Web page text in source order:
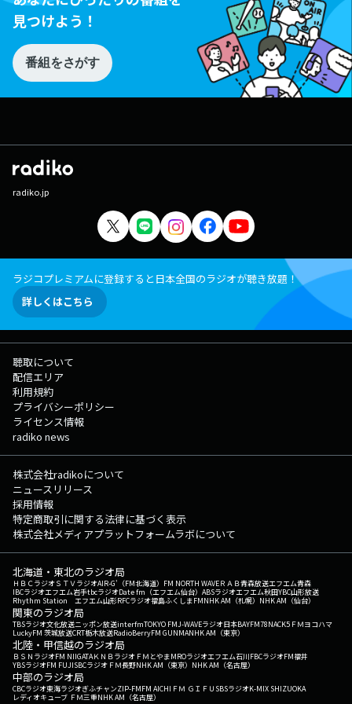
見つけよう！
番組をさがす
radiko.jp
ラジコプレミアムに登録すると日本全国のラジオが聴き放題！
詳しくはこちら
聴取について
配信エリア
利用規約
プライバシーポリシー
ライセンス情報
radiko news
株式会社radikoについて
ニュースリリース
採用情報
特定商取引に関する法律に基づく表示
株式会社メディアプラットフォームラボについて
北海道・東北のラジオ局
ＨＢＣラジオＳＴＶラジオAIR-G'（FM北海道） FM NORTH WAVEＲＡＢ青森放送エフエム青森
IBCラジオエフエム岩手tbcラジオDate fm（エフエム仙台） ABSラジオエフエム秋田YBC山形放送
Rhythm Station エフエム山形RFCラジオ福島ふくしまFMNHK AM（札幌） NHK AM（仙台）
関東のラジオ局
TBSラジオ文化放送ニッポン放送interfmTOKYO FMJ-WAVEラジオ日本BAYFM78NACK5 ＦＭヨコハマ
LuckyFM 茨城放送CRT栃木放送RadioBerryFM GUNMANHK AM（東京）
北陸・甲信越のラジオ局
ＢＳＮラジオFM NIIGATAＫＮＢラジオ ＦＭとやまMROラジオエフエム石川FBCラジオFM福井
YBSラジオFM FUJISBCラジオ ＦＭ長野NHK AM（東京） NHK AM（名古屋）
中部のラジオ局
CBCラジオ東海ラジオぎふチャンZIP-FMFM AICHI ＦＭ ＧＩＦＵ SBSラジオK-MIX SHIZUOKA
レディオキューブ ＦＭ三重NHK AM（名古屋）